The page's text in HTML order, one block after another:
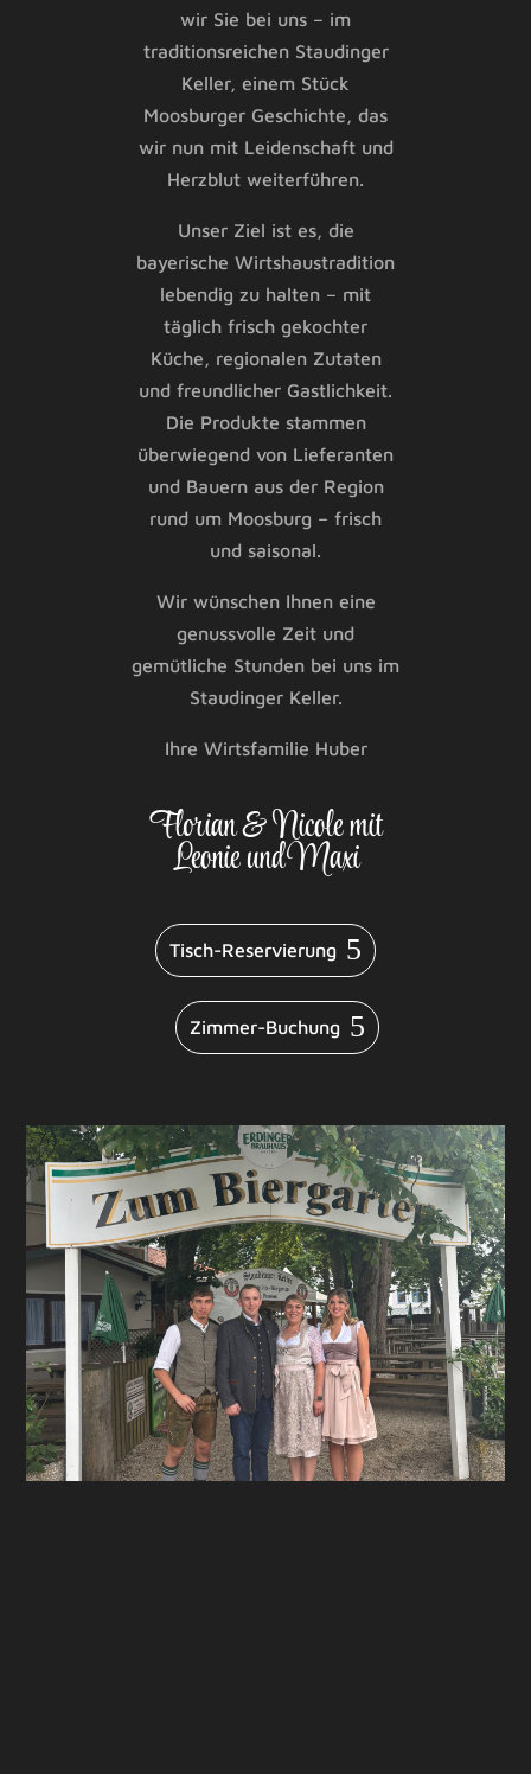
wir Sie bei uns – im
traditionsreichen Staudinger
Keller, einem Stück
Moosburger Geschichte, das
wir nun mit Leidenschaft und
Herzblut weiterführen.
Unser Ziel ist es, die
bayerische Wirtshaustradition
lebendig zu halten – mit
täglich frisch gekochter
Küche, regionalen Zutaten
und freundlicher Gastlichkeit.
Die Produkte stammen
überwiegend von Lieferanten
und Bauern aus der Region
rund um Moosburg – frisch
und saisonal.
Wir wünschen Ihnen eine
genussvolle Zeit und
gemütliche Stunden bei uns im
Staudinger Keller.
Ihre Wirtsfamilie Huber
Florian & Nicole mit
Leonie und Maxi
Tisch-Reservierung
Zimmer-Buchung